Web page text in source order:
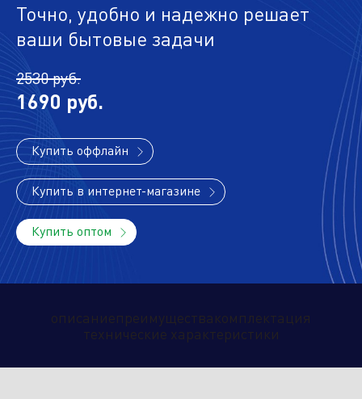
биметаллические и стальные
панельные радиаторы
Оборудование для отопления и
водоснабжения
Точно, удобно и надежно решает
ваши бытовые задачи
2530 руб.
1690 руб.
Купить оффлайн
Купить в интернет-магазине
Купить оптом
описание преимущества
комплектация
технические характеристики